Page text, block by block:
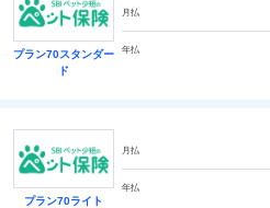
プラン70スタンダー
ド
月払
年払
プラン70ライト
月払
年払